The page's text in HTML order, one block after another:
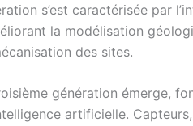
s’est caractérisée par
la modélisation
des sites.
génération émerge,
artificielle.